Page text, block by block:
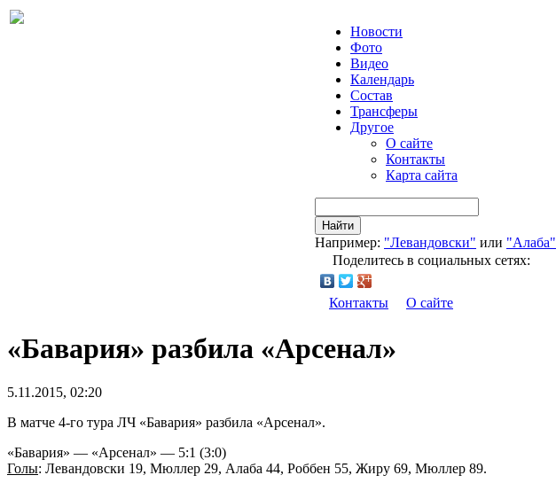
Новости
Фото
Видео
Календарь
Состав
Трансферы
Другое
О сайте
Контакты
Карта сайта
Найти
Например: "Левандовски" или "Алаба"
Поделитесь в социальных сетях:
Контакты О сайте
«Бавария» разбила «Арсенал»
5.11.2015, 02:20
В матче 4-го тура ЛЧ «Бавария» разбила «Арсенал».
«Бавария» — «Арсенал» — 5:1 (3:0)
Голы: Левандовски 19, Мюллер 29, Алаба 44, Роббен 55, Жиру 69, Мюллер 89.